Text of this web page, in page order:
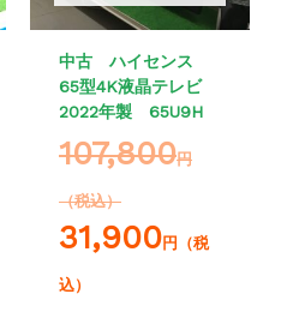
中古 ハイセンス
65型4K液晶テレビ
2022年製 65U9H
107,800円
（税込）
31,900円（税
込）